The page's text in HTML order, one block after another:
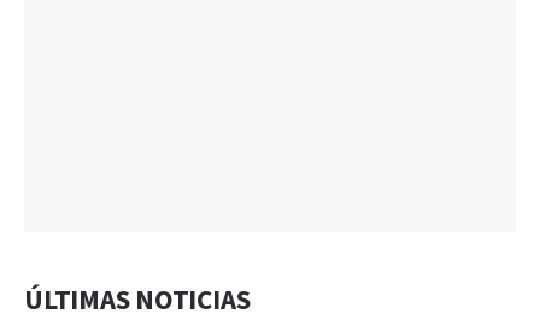
ÚLTIMAS NOTICIAS